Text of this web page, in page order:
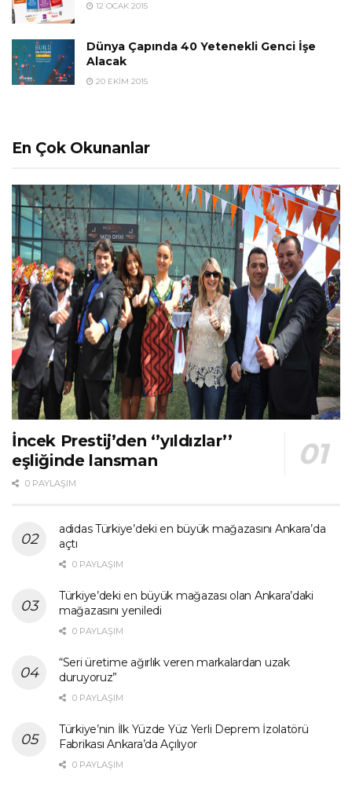
12 OCAK 2015
Dünya Çapında 40 Yetenekli Genci İşe
Alacak
20 EKIM 2015
En Çok Okunanlar
İncek Prestij’den ‘’yıldızlar’’
eşliğinde lansman
0 PAYLAŞIM
adidas Türkiye’deki en büyük mağazasını Ankara’da
açtı
0 PAYLAŞIM
Türkiye’deki en büyük mağazası olan Ankara’daki
mağazasını yeniledi
0 PAYLAŞIM
“Seri üretime ağırlık veren markalardan uzak
duruyoruz”
0 PAYLAŞIM
Türkiye’nin İlk Yüzde Yüz Yerli Deprem İzolatörü
Fabrikası Ankara’da Açılıyor
0 PAYLAŞIM